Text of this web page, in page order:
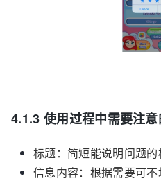
4.1.3 使用过程中需要注
标题：简短能说明问题的
信息内容：根据需要可不